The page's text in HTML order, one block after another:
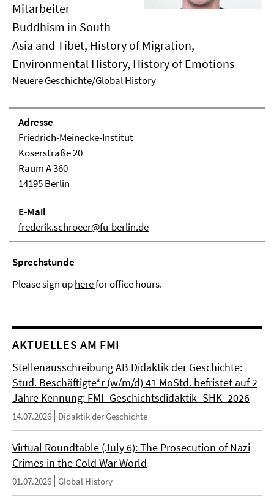
Mitarbeiter
Buddhism in South
Asia and Tibet, History of Migration,
Environmental History, History of Emotions
Neuere Geschichte/Global History
Adresse
Friedrich-Meinecke-Institut
Koserstraße 20
Raum A 360
14195 Berlin
E-Mail
frederik.schroeer@fu-berlin.de
Sprechstunde
Please sign upherefor office hours.
AKTUELLES AM FMI
Stellenausschreibung AB Didaktik der Geschichte:
Stud. Beschäftigte*r (w/m/d) 41 MoStd. befristet auf 2
Jahre Kennung: FMI_Geschichtsdidaktik_SHK_2026
14.07.2026 Didaktik der Geschichte
Virtual Roundtable (July 6): The Prosecution of Nazi
Crimes in the Cold War World
01.07.2026 Global History